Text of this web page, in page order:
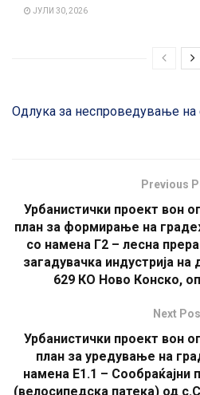
ЈУЛИ 30, 2026
Одлука за неспроведување на
Previous
Урбанистички проект вон
план за формирање на
со намена Г2 – лесна
загадувачка индустрија
629 КО Ново Конско,
Next
Урбанистички проект вон
план за уредување на
намена Е1.1 – Сообраќајни
(велосипедска патека) од